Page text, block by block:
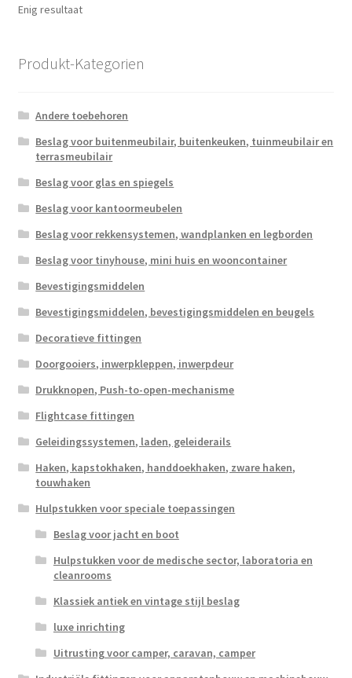
Enig resultaat
Produkt-Kategorien
Andere toebehoren
Beslag voor buitenmeubilair, buitenkeuken, tuinmeubilair en
terrasmeubilair
Beslag voor glas en spiegels
Beslag voor kantoormeubelen
Beslag voor rekkensystemen, wandplanken en legborden
Beslag voor tinyhouse, mini huis en wooncontainer
Bevestigingsmiddelen
Bevestigingsmiddelen, bevestigingsmiddelen en beugels
Decoratieve fittingen
Doorgooiers, inwerpkleppen, inwerpdeur
Drukknopen, Push-to-open-mechanisme
Flightcase fittingen
Geleidingssystemen, laden, geleiderails
Haken, kapstokhaken, handdoekhaken, zware haken,
touwhaken
Hulpstukken voor speciale toepassingen
Beslag voor jacht en boot
Hulpstukken voor de medische sector, laboratoria en
cleanrooms
Klassiek antiek en vintage stijl beslag
luxe inrichting
Uitrusting voor camper, caravan, camper